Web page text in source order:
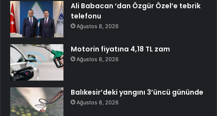
Ali Babacan ‘dan Özgür Özel’e tebrik
telefonu
Ağustos 8, 2026
Motorin fiyatına 4,18 TL zam
Ağustos 8, 2026
Balıkesir’deki yangını 3’üncü gününde
Ağustos 8, 2026